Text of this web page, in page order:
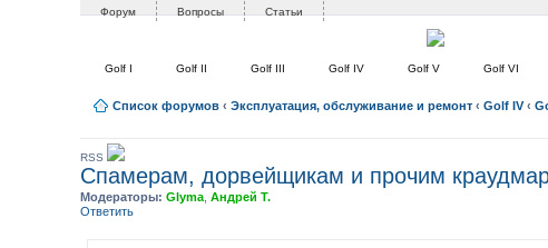
Форум Вопросы Статьи
Golf I Golf II Golf III Golf IV Golf V Golf VI
Список форумов ‹ Эксплуатация, обслуживание и ремонт ‹ Golf IV ‹
RSS
Спамерам, дорвейщикам и прочим
Модераторы: Glyma Андрей Т.
Ответить